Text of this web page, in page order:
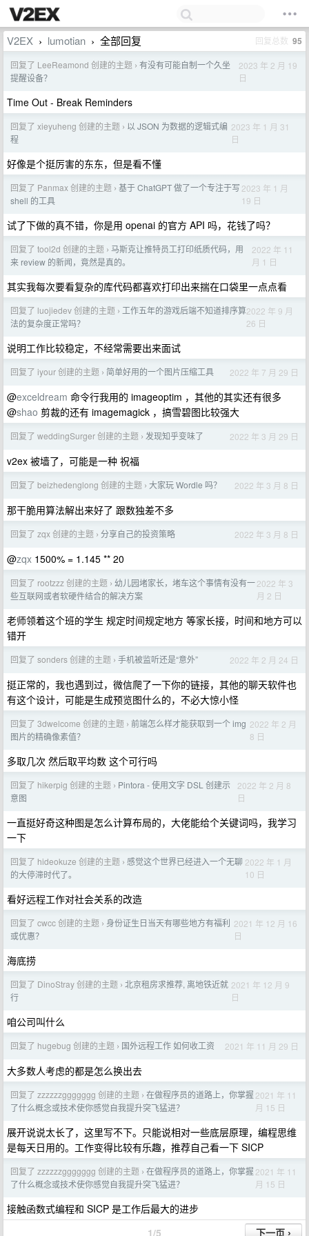
V2EX › lumotian › 全部回复 回复总数 95
回复了 LeeReamond 创建的主题 › 有没有可能自制一个久坐
提醒设备？
2023 年 2 月 19
日
Time Out - Break Reminders
回复了 xieyuheng 创建的主题 › 以 JSON 为数据的逻辑式编
程
2023 年 1 月 31
日
好像是个挺厉害的东东，但是看不懂
回复了 Panmax 创建的主题 › 基于 ChatGPT 做了一个专注于写
shell 的工具
2023 年 1 月
19 日
试了下做的真不错，你是用 openai 的官方 API 吗，花钱了吗？
回复了 tool2d 创建的主题 › 马斯克让推特员工打印纸质代码，用
来 review 的新闻，竟然是真的。
2022 年 11
月 1 日
其实我每次要看复杂的库代码都喜欢打印出来揣在口袋里一点点看
回复了 luojiedev 创建的主题 › 工作五年的游戏后端不知道排序算
法的复杂度正常吗？
2022 年 9 月
26 日
说明工作比较稳定，不经常需要出来面试
回复了 iyour 创建的主题 › 简单好用的一个图片压缩工具 2022 年 7 月 29 日
@exceldream 命令行我用的 imageoptim ，其他的其实还有很多
@shao 剪裁的还有 imagemagick ，搞雪碧图比较强大
回复了 weddingSurger 创建的主题 › 发现知乎变味了 2022 年 3 月 29 日
v2ex 被墙了，可能是一种 祝福
回复了 beizhedenglong 创建的主题 › 大家玩 Wordle 吗？ 2022 年 3 月 8 日
那干脆用算法解出来好了 跟数独差不多
回复了 zqx 创建的主题 › 分享自己的投资策略 2022 年 3 月 8 日
@zqx 1500% = 1.145 ** 20
回复了 rootzzz 创建的主题 › 幼儿园堵家长，堵车这个事情有没有一
些互联网或者软硬件结合的解决方案
2022 年 3
月 2 日
老师领着这个班的学生 规定时间规定地方 等家长接，时间和地方可以
错开
回复了 sonders 创建的主题 › 手机被监听还是“意外” 2022 年 2 月 24 日
挺正常的，我也遇到过，微信爬了一下你的链接，其他的聊天软件也
有这个设计，可能是生成预览图什么的，不必大惊小怪
回复了 3dwelcome 创建的主题 › 前端怎么样才能获取到一个 img
图片的精确像素值？
2022 年 2 月
8 日
多取几次 然后取平均数 这个可行吗
回复了 hikerpig 创建的主题 › Pintora - 使用文字 DSL 创建示
意图
2022 年 2 月 8
日
一直挺好奇这种图是怎么计算布局的，大佬能给个关键词吗，我学习
一下
回复了 hideokuze 创建的主题 › 感觉这个世界已经进入一个无聊
的大停滞时代了。
2022 年 1 月
10 日
看好远程工作对社会关系的改造
回复了 cwcc 创建的主题 › 身份证生日当天有哪些地方有福利
或优惠？
2021 年 12 月 16
日
海底捞
回复了 DinoStray 创建的主题 › 北京租房求推荐, 离地铁近就
行
2021 年 12 月 9
日
咱公司叫什么
回复了 hugebug 创建的主题 › 国外远程工作 如何收工资 2021 年 11 月 29 日
大多数人考虑的都是怎么换出去
回复了 zzzzzzggggggg 创建的主题 › 在做程序员的道路上，你掌握
了什么概念或技术使你感觉自我提升突飞猛进？
2021 年 11
月 15 日
展开说说太长了，这里写不下。只能说相对一些底层原理，编程思维
是每天日用的。工作变得比较有乐趣，推荐自己看一下 SICP
回复了 zzzzzzggggggg 创建的主题 › 在做程序员的道路上，你掌握
了什么概念或技术使你感觉自我提升突飞猛进？
2021 年 11
月 15 日
接触函数式编程和 SICP 是工作后最大的进步
1/5